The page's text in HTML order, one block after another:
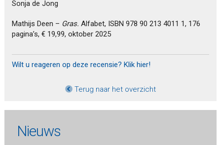
Sonja de Jong
Mathijs Deen – Gras. Alfabet, ISBN 978 90 213 4011 1, 176
pagina’s, € 19,99, oktober 2025
Wilt u reageren op deze recensie? Klik hier!
Terug naar het overzicht
Nieuws